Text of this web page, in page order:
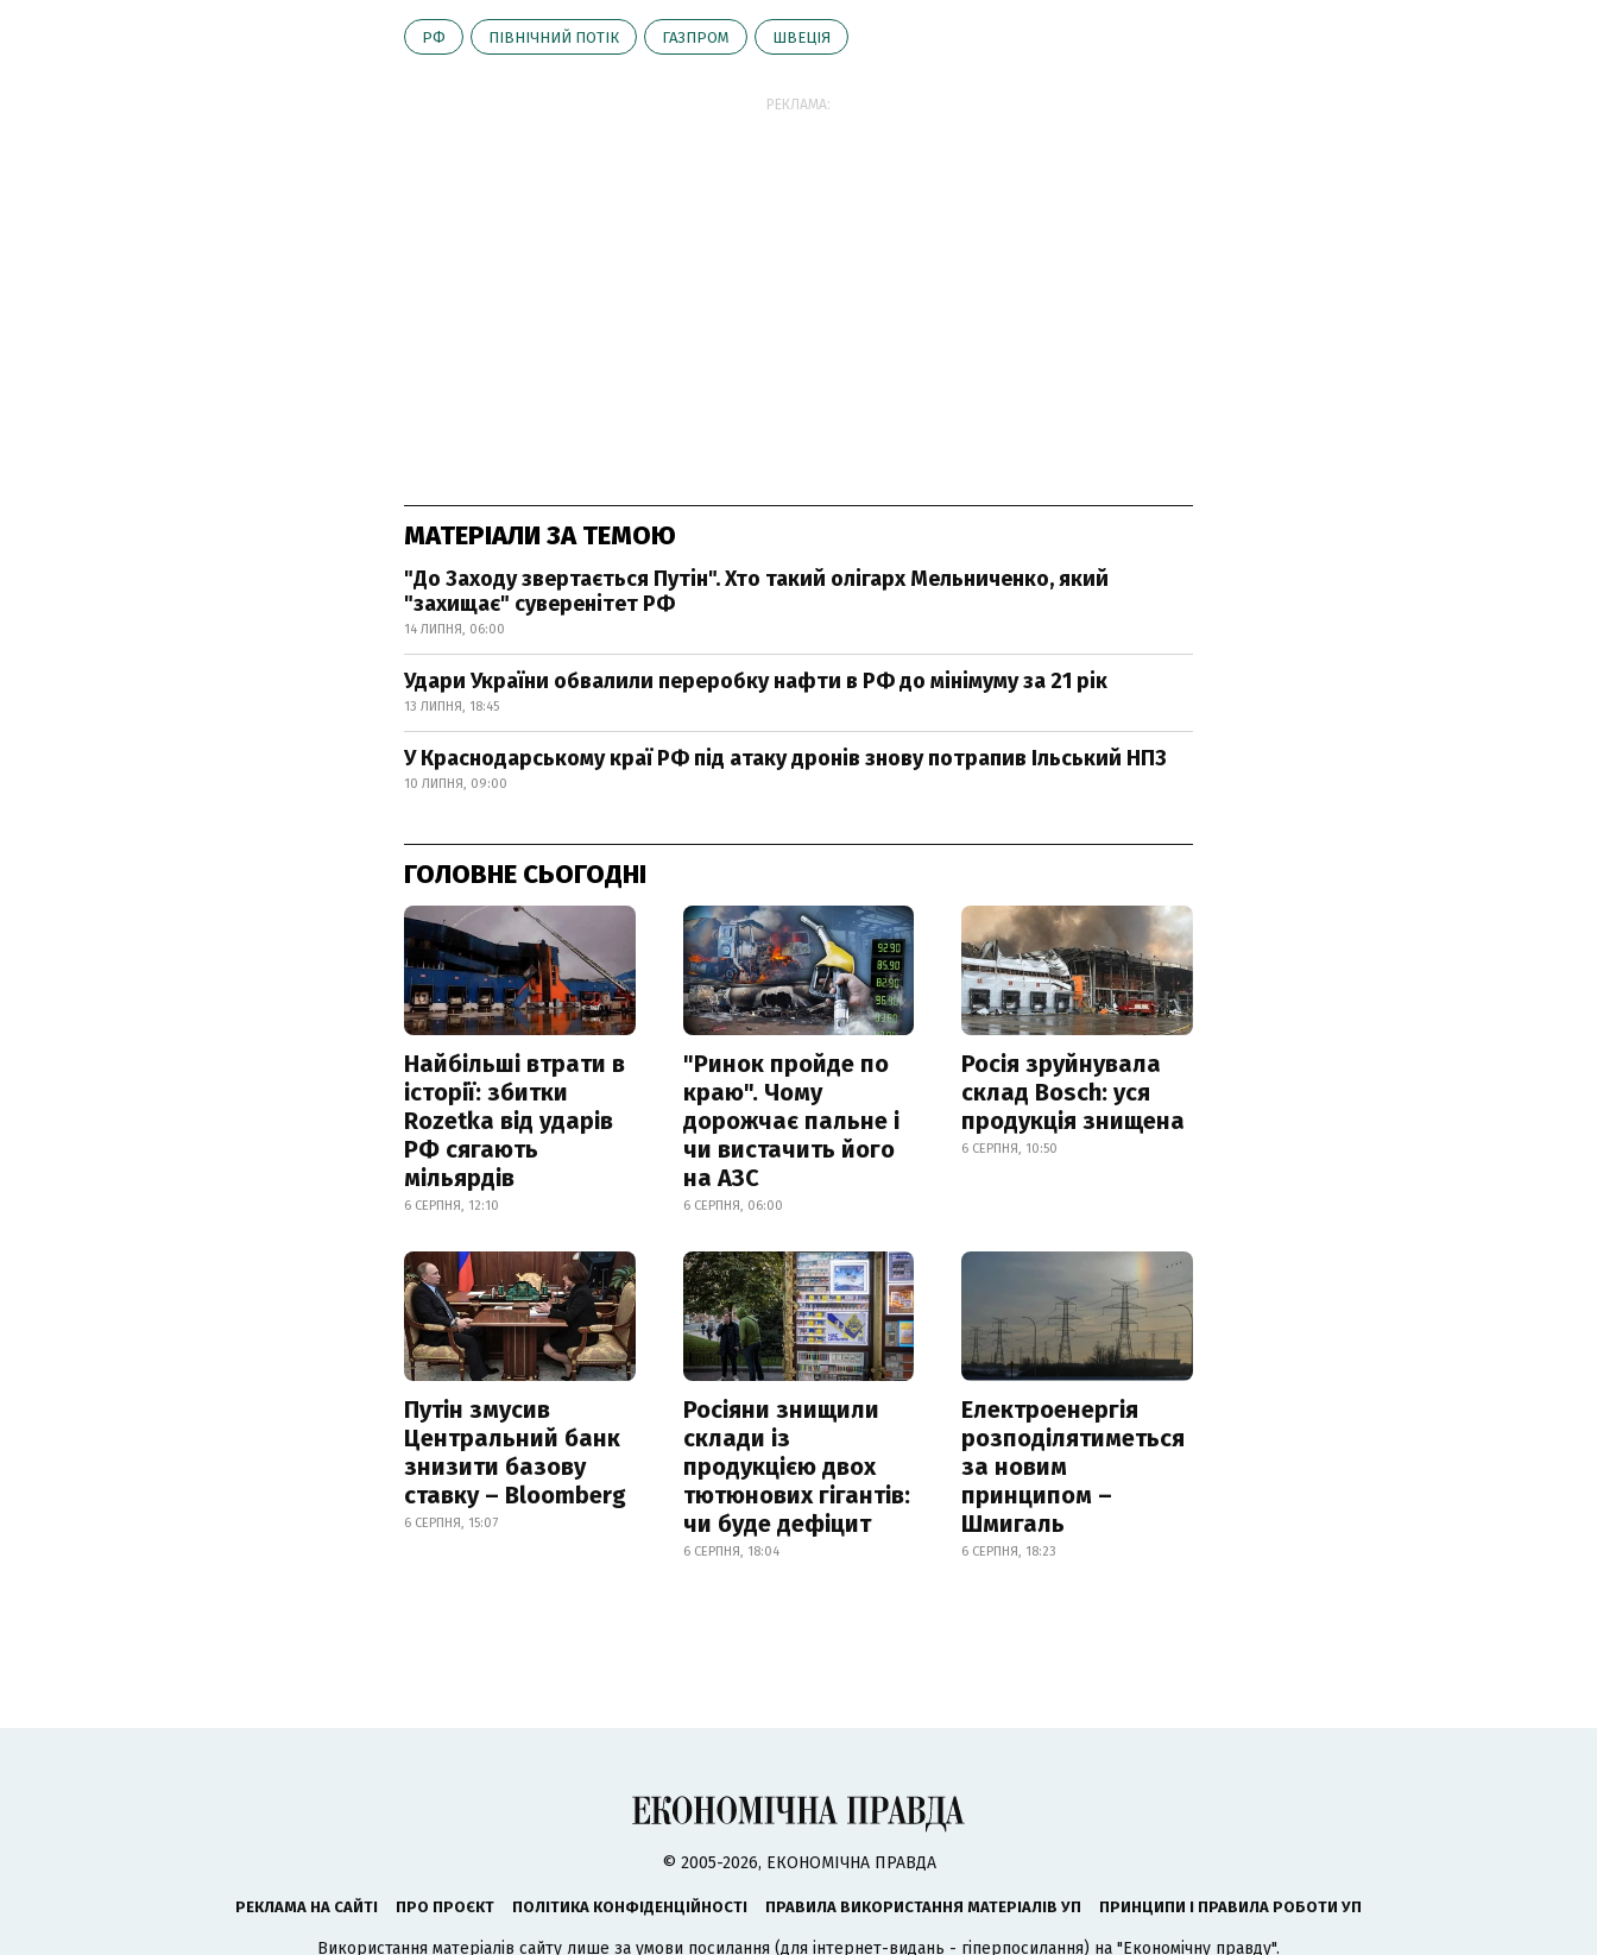
РФ ПІВНІЧНИЙ ПОТІК ГАЗПРОМ ШВЕЦІЯ
РЕКЛАМА:
МАТЕРІАЛИ ЗА ТЕМОЮ
"До Заходу звертається Путін". Хто такий олігарх Мельниченко, який
"захищає" суверенітет РФ
14 ЛИПНЯ, 06:00
Удари України обвалили переробку нафти в РФ до мінімуму за 21 рік
13 ЛИПНЯ, 18:45
У Краснодарському краї РФ під атаку дронів знову потрапив Ільський НПЗ
10 ЛИПНЯ, 09:00
ГОЛОВНЕ СЬОГОДНІ
Найбільші втрати в
історії: збитки
Rozetka від ударів
РФ сягають
мільярдів
6 СЕРПНЯ, 12:10
"Ринок пройде по
краю". Чому
дорожчає пальне і
чи вистачить його
на АЗС
6 СЕРПНЯ, 06:00
Росія зруйнувала
склад Bosch: уся
продукція знищена
6 СЕРПНЯ, 10:50
Путін змусив
Центральний банк
знизити базову
ставку – Bloomberg
6 СЕРПНЯ, 15:07
Росіяни знищили
склади із
продукцією двох
тютюнових гігантів:
чи буде дефіцит
6 СЕРПНЯ, 18:04
Електроенергія
розподілятиметься
за новим
принципом –
Шмигаль
6 СЕРПНЯ, 18:23
© 2005-2026, ЕКОНОМІЧНА ПРАВДА
РЕКЛАМА НА САЙТІ ПРО ПРОЄКТ ПОЛІТИКА КОНФІДЕНЦІЙНОСТІ ПРАВИЛА ВИКОРИСТАННЯ МАТЕРІАЛІВ УП ПРИНЦИПИ І ПРАВИЛА РОБОТИ УП
Використання матеріалів сайту лише за умови посилання (для інтернет-видань - гіперпосилання) на "Економічну правду".